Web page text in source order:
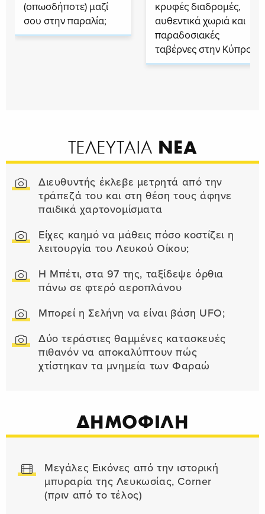
(οπωσδήποτε) μαζί
σου στην παραλία;
κρυφές διαδρομές,
αυθεντικά χωριά και
παραδοσιακές
ταβέρνες στην Κύπρο
ΤΕΛΕΥΤΑΙΑ ΝΕΑ
Διευθυντής έκλεβε μετρητά από την
τράπεζά του και στη θέση τους άφηνε
παιδικά χαρτονομίσματα
Είχες καημό να μάθεις πόσο κοστίζει η
λειτουργία του Λευκού Οίκου;
Η Μπέτι, στα 97 της, ταξίδεψε όρθια
πάνω σε φτερό αεροπλάνου
Μπορεί η Σελήνη να είναι βάση UFO;
Δύο τεράστιες θαμμένες κατασκευές
πιθανόν να αποκαλύπτουν πώς
χτίστηκαν τα μνημεία των Φαραώ
ΔΗΜΟΦΙΛΗ
Μεγάλες Εικόνες από την ιστορική
μπυραρία της Λευκωσίας, Corner
(πριν από το τέλος)